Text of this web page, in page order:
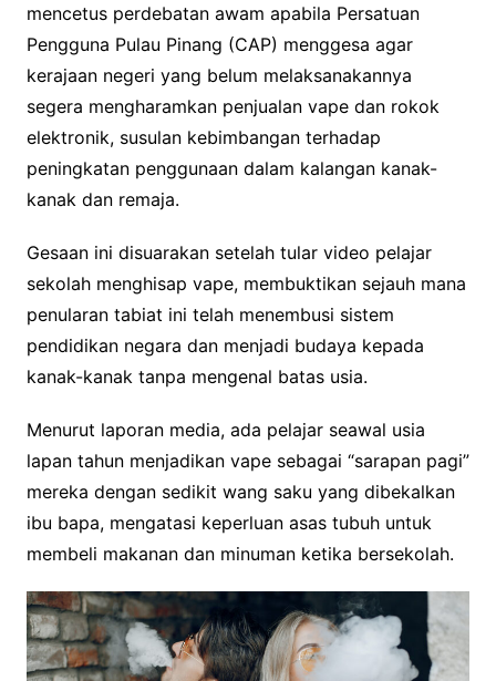
mencetus perdebatan awam apabila Persatuan
Pengguna Pulau Pinang (CAP) menggesa agar
kerajaan negeri yang belum melaksanakannya
segera mengharamkan penjualan vape dan rokok
elektronik, susulan kebimbangan terhadap
peningkatan penggunaan dalam kalangan kanak-
kanak dan remaja.
Gesaan ini disuarakan setelah tular video pelajar
sekolah menghisap vape, membuktikan sejauh mana
penularan tabiat ini telah menembusi sistem
pendidikan negara dan menjadi budaya kepada
kanak-kanak tanpa mengenal batas usia.
Menurut laporan media, ada pelajar seawal usia
lapan tahun menjadikan vape sebagai “sarapan pagi”
mereka dengan sedikit wang saku yang dibekalkan
ibu bapa, mengatasi keperluan asas tubuh untuk
membeli makanan dan minuman ketika bersekolah.